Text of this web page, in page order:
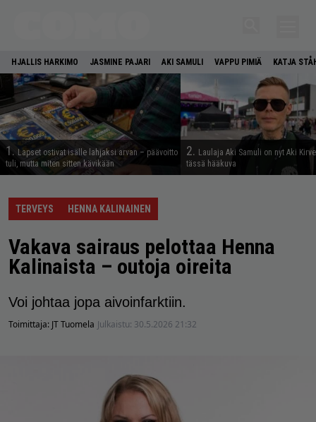
HJALLIS HARKIMO JASMINE PAJARI AKI SAMULI VAPPU PIMIÄ KATJA
1. Lapset ostivat isälle lahjaksi arvan – päävoitto
tuli, mutta miten sitten kävikään
2. Laulaja Aki Samuli on nyt Aki
tässä hääkuva
TERVEYS HENNA KALINAINEN
Vakava sairaus pelottaa Henna
Kalinaista – outoja oireita
Voi johtaa jopa aivoinfarktiin.
Toimittaja: JT Tuomela Julkaistu: 30.5.2026 21:32